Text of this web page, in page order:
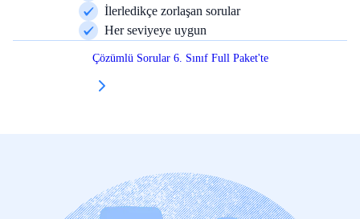
İlerledikçe zorlaşan sorular
Her seviyeye uygun
Çözümlü Sorular 6. Sınıf Full Paket'te